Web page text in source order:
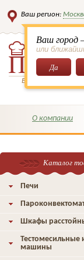
Ваш регион:
Ваш город
или
Да
Всё для
О компании
Каталог
Печи
Шкафы
Тестомесильные
машины